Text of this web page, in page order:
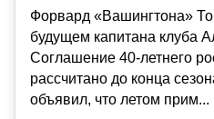
Форвард «Вашингтона»
будущем капитана клуба
Соглашение 40-летнего
рассчитано до конца
объявил, что летом прим...